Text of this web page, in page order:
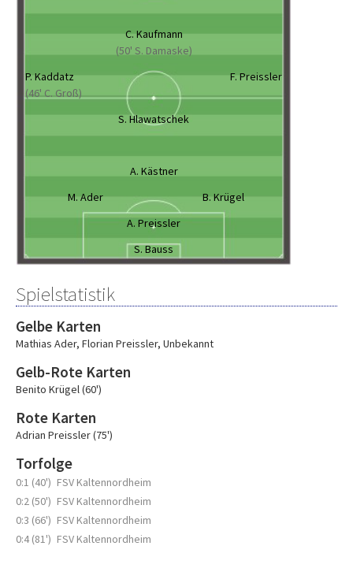
C. Kaufmann
(50' S. Damaske)
P. Kaddatz
(46' C. Groß)
F. Preissler
S. Hlawatschek
A. Kästner
M. Ader
B. Krügel
A. Preissler
S. Bauss
Spielstatistik
Gelbe Karten
Mathias Ader, Florian Preissler, Unbekannt
Gelb-Rote Karten
Benito Krügel (60')
Rote Karten
Adrian Preissler (75')
Torfolge
0:1 (40') FSV Kaltennordheim
0:2 (50') FSV Kaltennordheim
0:3 (66') FSV Kaltennordheim
0:4 (81') FSV Kaltennordheim